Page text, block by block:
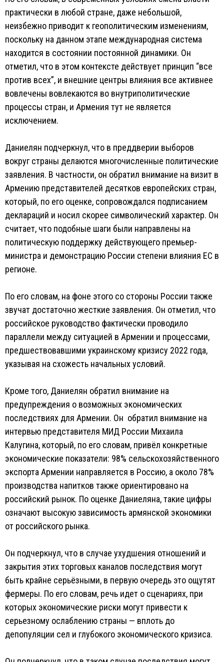
практически в любой стране, даже небольшой,
неизбежно приводит к геополитическим изменениям,
поскольку на данном этапе международная система
находится в состоянии постоянной динамики. Он
отметил, что в этом контексте действует принцип “все
против всех”, и внешние центры влияния все активнее
вовлечены вовлекаются во внутриполитические
процессы стран, и Армения тут не является
исключением.
Даниелян подчеркнул, что в преддверии выборов
вокруг страны делаются многочисленные политические
заявления. В частности, он обратил внимание на визит в
Армению представителей десятков европейских стран,
который, по его оценке, сопровождался подписанием
деклараций и носил скорее символический характер. Он
считает, что подобные шаги были направлены на
политическую поддержку действующего премьер-
министра и демонстрацию России степени влияния ЕС в
регионе.
По его словам, на фоне этого со стороны России также
звучат достаточно жесткие заявления. Он отметил, что
российское руководство фактически проводило
параллели между ситуацией в Армении и процессами,
предшествовавшими украинскому кризису 2022 года,
указывая на схожесть начальных условий.
Кроме того, Даниелян обратил внимание на
предупреждения о возможных экономических
последствиях для Армении. Он обратил внимание на
интервью представителя МИД России Михаила
Калугина, который, по его словам, привёл конкретные
экономические показатели: 98% сельскохозяйственного
экспорта Армении направляется в Россию, а около 78%
производства напитков также ориентировано на
российский рынок. По оценке Даниеляна, такие цифры
означают высокую зависимость армянской экономики
от российского рынка.
Он подчеркнул, что в случае ухудшения отношений и
закрытия этих торговых каналов последствия могут
быть крайне серьёзными, в первую очередь это ощутят
фермеры. По его словам, речь идет о сценариях, при
которых экономические риски могут привести к
серьезному ослаблению страны — вплоть до
депопуляции сел и глубокого экономического кризиса.